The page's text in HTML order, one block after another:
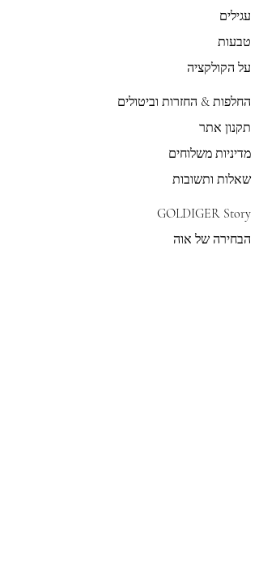
עגילים
טבעות
על הקולקציה
החלפות & החזרות וביטולים
תקנון אתר
מדיניות משלוחים
שאלות ותשובות
GOLDIGER Story
הבחירה של אוה